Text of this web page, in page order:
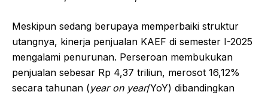
Meskipun sedang berupaya memperbaiki struktur
utangnya, kinerja penjualan KAEF di semester I-2025
mengalami penurunan. Perseroan membukukan
penjualan sebesar Rp 4,37 triliun, merosot 16,12%
secara tahunan (year on year/YoY) dibandingkan